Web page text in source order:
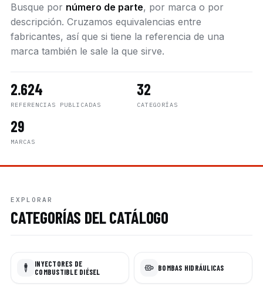
Busque por número de parte, por marca o por
descripción. Cruzamos equivalencias entre
fabricantes, así que si tiene la referencia de una
marca también le sale la que sirve.
2.624
REFERENCIAS PUBLICADAS
32
CATEGORÍAS
29
MARCAS
EXPLORAR
CATEGORÍAS DEL CATÁLOGO
INYECTORES DE
COMBUSTIBLE DIÉSEL
BOMBAS HIDRÁULICAS